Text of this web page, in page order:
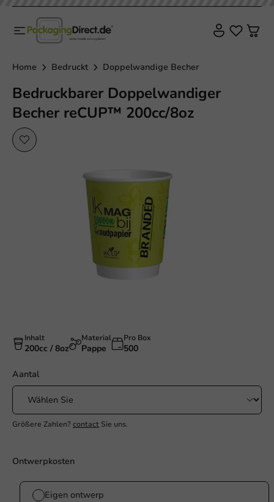
Home Bedruckt Doppelwandige Becher
Bedruckbarer Doppelwandiger
Becher reCUP™ 200cc/8oz
Inhalt
200cc / 8oz
Material
Pappe
Pro Box
500
Aantal
Größere Zahlen? contact Sie uns.
Ontwerpkosten
Eigen ontwerp